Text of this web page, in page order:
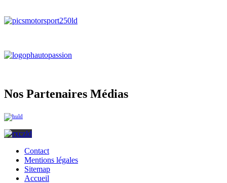
Nos Partenaires Médias
Contact
Mentions légales
Sitemap
Accueil